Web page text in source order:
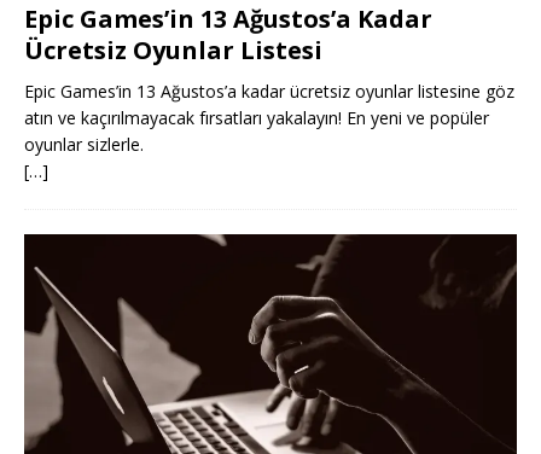
Epic Games’in 13 Ağustos’a Kadar
Ücretsiz Oyunlar Listesi
Epic Games’in 13 Ağustos’a kadar ücretsiz oyunlar listesine göz
atın ve kaçırılmayacak fırsatları yakalayın! En yeni ve popüler
oyunlar sizlerle.
[…]